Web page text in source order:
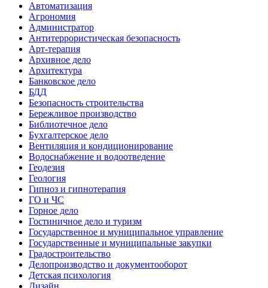
Автоматизация
Агрономия
Администратор
Антитеррористическая безопасность
Арт-терапия
Архивное дело
Архитектура
Банковское дело
БДД
Безопасность строительства
Бережливое производство
Библиотечное дело
Бухгалтерское дело
Вентиляция и кондиционирование
Водоснабжение и водоотведение
Геодезия
Геология
Гипноз и гипнотерапия
ГО и ЧС
Горное дело
Гостиничное дело и туризм
Государственное и муниципальное управление
Государственные и муниципальные закупки
Градостроительство
Делопроизводство и документооборот
Детская психология
Дизайн